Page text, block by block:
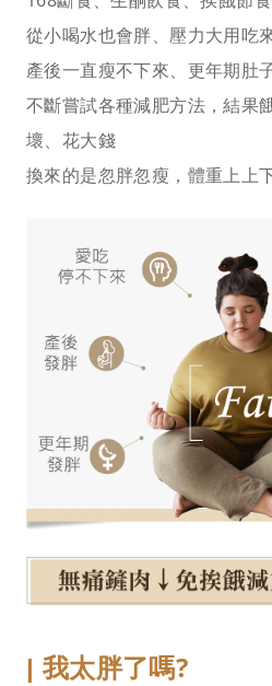
從小喝水也會胖、壓力大用吃
產後一直瘦不下來、更年期肚
不斷嘗試各種減肥方法，結果
壞、花大錢
換來的是忽胖忽瘦，體重上上
| 我太胖了嗎?